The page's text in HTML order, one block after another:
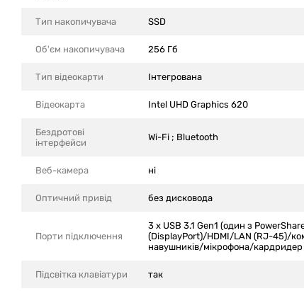
Тип накопичувача SSD
Об'єм накопичувача 256 Гб
Тип відеокарти Інтегрована
Відеокарта Intel UHD Graphics 620
Бездротові
інтерфейси
Wi-Fi ; Bluetooth
Веб-камера ні
Оптичний привід без дисковода
Порти підключення
3 x USB 3.1 Gen1 (один з
(DisplayPort)/HDMI/LAN (RJ-45)/
навушників/мікрофона/кардридер
Підсвітка клавіатури так